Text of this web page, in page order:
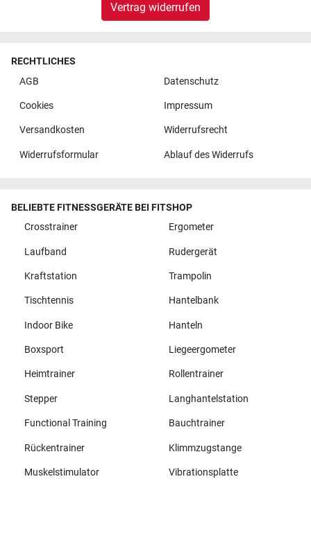
Vertrag widerrufen
RECHTLICHES
AGB
Datenschutz
Cookies Impressum
Versandkosten Widerrufsrecht
Widerrufsformular Ablauf des Widerrufs
BELIEBTE FITNESSGERÄTE BEI FITSHOP
Crosstrainer
Ergometer
Laufband Rudergerät
Kraftstation Trampolin
Tischtennis Hantelbank
Indoor Bike Hanteln
Boxsport Liegeergometer
Heimtrainer Rollentrainer
Stepper Langhantelstation
Functional Training Bauchtrainer
Rückentrainer Klimmzugstange
Muskelstimulator Vibrationsplatte